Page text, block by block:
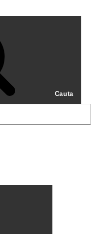
Cauta